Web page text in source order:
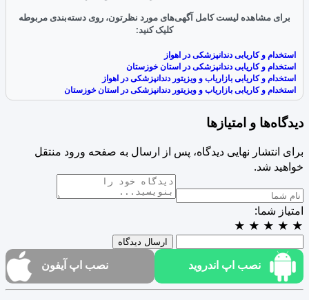
برای مشاهده لیست کامل آگهی‌های مورد نظرتون، روی دسته‌بندی مربوطه
کلیک کنید:
استخدام و کاریابی دندانپزشکی در اهواز
استخدام و کاریابی دندانپزشکی در استان خوزستان
استخدام و کاریابی بازاریاب و ویزیتور دندانپزشکی در اهواز
استخدام و کاریابی بازاریاب و ویزیتور دندانپزشکی در استان خوزستان
دیدگاه‌ها و امتیازها
برای انتشار نهایی دیدگاه، پس از ارسال به صفحه ورود منتقل
خواهید شد.
امتیاز شما:
★
★
★
★
★
ارسال دیدگاه
نصب اپ اندروید نصب اپ آیفون